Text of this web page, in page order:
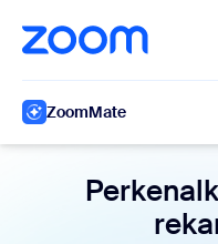
ke konten utama
percakapan bantuan
ZoomMate